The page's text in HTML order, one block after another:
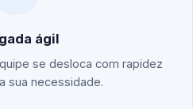
ágil
se desloca com rapidez
sua necessidade.